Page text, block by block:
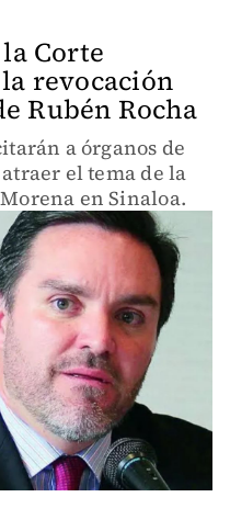
Corte
revocación
Rubén Rocha
a órganos de
el tema de la
en Sinaloa.